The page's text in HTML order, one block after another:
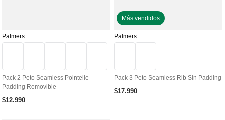
Palmers
Pack 2 Peto Seamless Pointelle
Padding Removible
$12.990
Más vendidos
Palmers
Pack 3 Peto Seamless Rib Sin Padding
$17.990